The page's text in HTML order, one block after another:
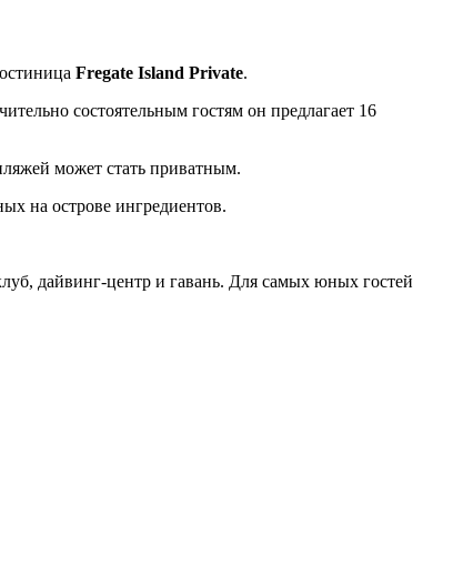
Fregate Island Private.
состоятельным гостям он предлагает 16
может стать приватным.
на острове ингредиентов.
дайвинг-центр и гавань. Для самых юных гостей